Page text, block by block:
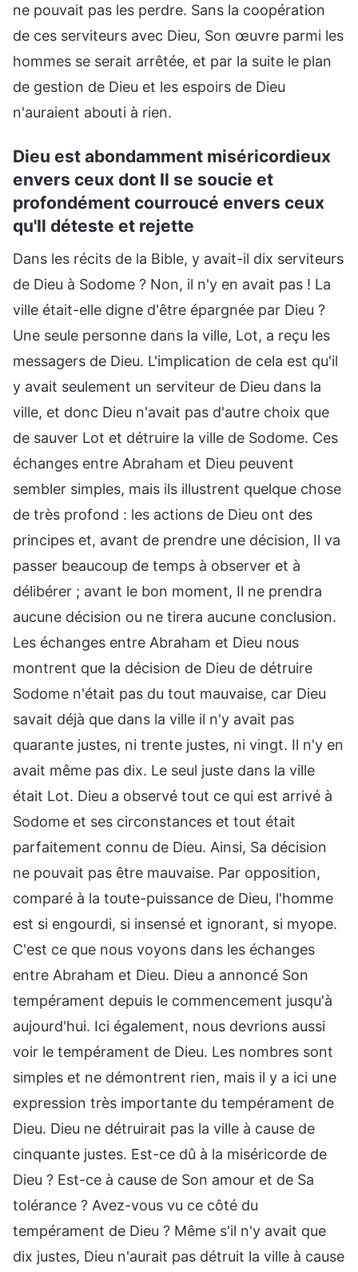
ne pouvait pas les perdre. Sans la coopération
de ces serviteurs avec Dieu, Son œuvre parmi les
hommes se serait arrêtée, et par la suite le plan
de gestion de Dieu et les espoirs de Dieu
n'auraient abouti à rien.
Dieu est abondamment miséricordieux
envers ceux dont Il se soucie et
profondément courroucé envers ceux
qu'Il déteste et rejette
Dans les récits de la Bible, y avait-il dix serviteurs
de Dieu à Sodome ? Non, il n'y en avait pas ! La
ville était-elle digne d'être épargnée par Dieu ?
Une seule personne dans la ville, Lot, a reçu les
messagers de Dieu. L'implication de cela est qu'il
y avait seulement un serviteur de Dieu dans la
ville, et donc Dieu n'avait pas d'autre choix que
de sauver Lot et détruire la ville de Sodome. Ces
échanges entre Abraham et Dieu peuvent
sembler simples, mais ils illustrent quelque chose
de très profond : les actions de Dieu ont des
principes et, avant de prendre une décision, Il va
passer beaucoup de temps à observer et à
délibérer ; avant le bon moment, Il ne prendra
aucune décision ou ne tirera aucune conclusion.
Les échanges entre Abraham et Dieu nous
montrent que la décision de Dieu de détruire
Sodome n'était pas du tout mauvaise, car Dieu
savait déjà que dans la ville il n'y avait pas
quarante justes, ni trente justes, ni vingt. Il n'y en
avait même pas dix. Le seul juste dans la ville
était Lot. Dieu a observé tout ce qui est arrivé à
Sodome et ses circonstances et tout était
parfaitement connu de Dieu. Ainsi, Sa décision
ne pouvait pas être mauvaise. Par opposition,
comparé à la toute-puissance de Dieu, l'homme
est si engourdi, si insensé et ignorant, si myope.
C'est ce que nous voyons dans les échanges
entre Abraham et Dieu. Dieu a annoncé Son
tempérament depuis le commencement jusqu'à
aujourd'hui. Ici également, nous devrions aussi
voir le tempérament de Dieu. Les nombres sont
simples et ne démontrent rien, mais il y a ici une
expression très importante du tempérament de
Dieu. Dieu ne détruirait pas la ville à cause de
cinquante justes. Est-ce dû à la miséricorde de
Dieu ? Est-ce à cause de Son amour et de Sa
tolérance ? Avez-vous vu ce côté du
tempérament de Dieu ? Même s'il n'y avait que
dix justes, Dieu n'aurait pas détruit la ville à cause